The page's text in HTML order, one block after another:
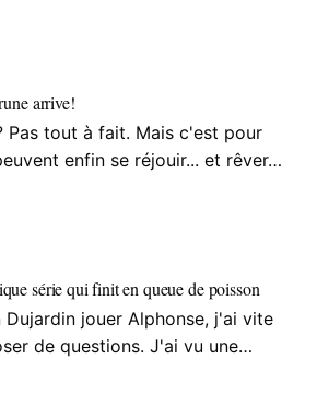
arrive!
Pas tout à fait. Mais c'est pour
enfin se réjouir... et rêver…
série qui finit en queue de poisson
Dujardin jouer Alphonse, j'ai vite
de questions. J'ai vu une…